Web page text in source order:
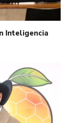
Inteligencia